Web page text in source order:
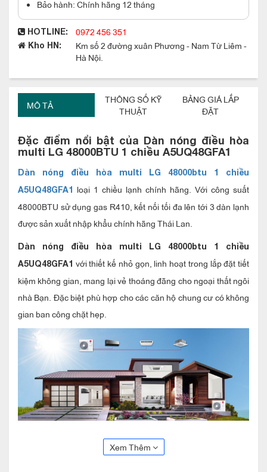
Bảo hành: Chính hãng 12 tháng
HOTLINE: 0972 456 351
Kho HN:
Km số 2 đường xuân Phương - Nam Từ Liêm -
Hà Nội.
MÔ TẢ
THÔNG SỐ KỸ
THUẬT
BẢNG GIÁ LẮP
ĐẶT
Đặc điểm nổi bật của Dàn nóng điều hòa
multi LG 48000BTU 1 chiều A5UQ48GFA1
Dàn nóng điều hòa multi LG 48000btu 1 chiều
A5UQ48GFA1 loại 1 chiều lạnh chính hãng. Với công suất
48000BTU sử dụng gas R410, kết nối tối đa lên tới 3 dàn lạnh
được sản xuất nhập khẩu chính hãng Thái Lan.
Dàn nóng điều hòa multi LG 48000btu 1 chiều
A5UQ48GFA1 với thiết kế nhỏ gọn, linh hoạt trong lắp đặt tiết
kiệm không gian, mang lại vẻ thoáng đãng cho ngoại thất ngôi
nhà Bạn. Đặc biệt phù hợp cho các căn hộ chung cư có không
gian ban công chặt hẹp.
Dàn nóng điều hòa multi LG 48000btu 1 chiều
Xem Thêm